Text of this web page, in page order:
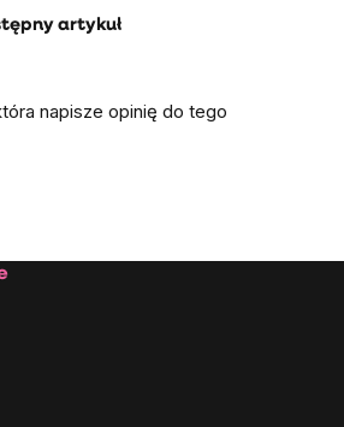
artykuł
napisze opinię do tego